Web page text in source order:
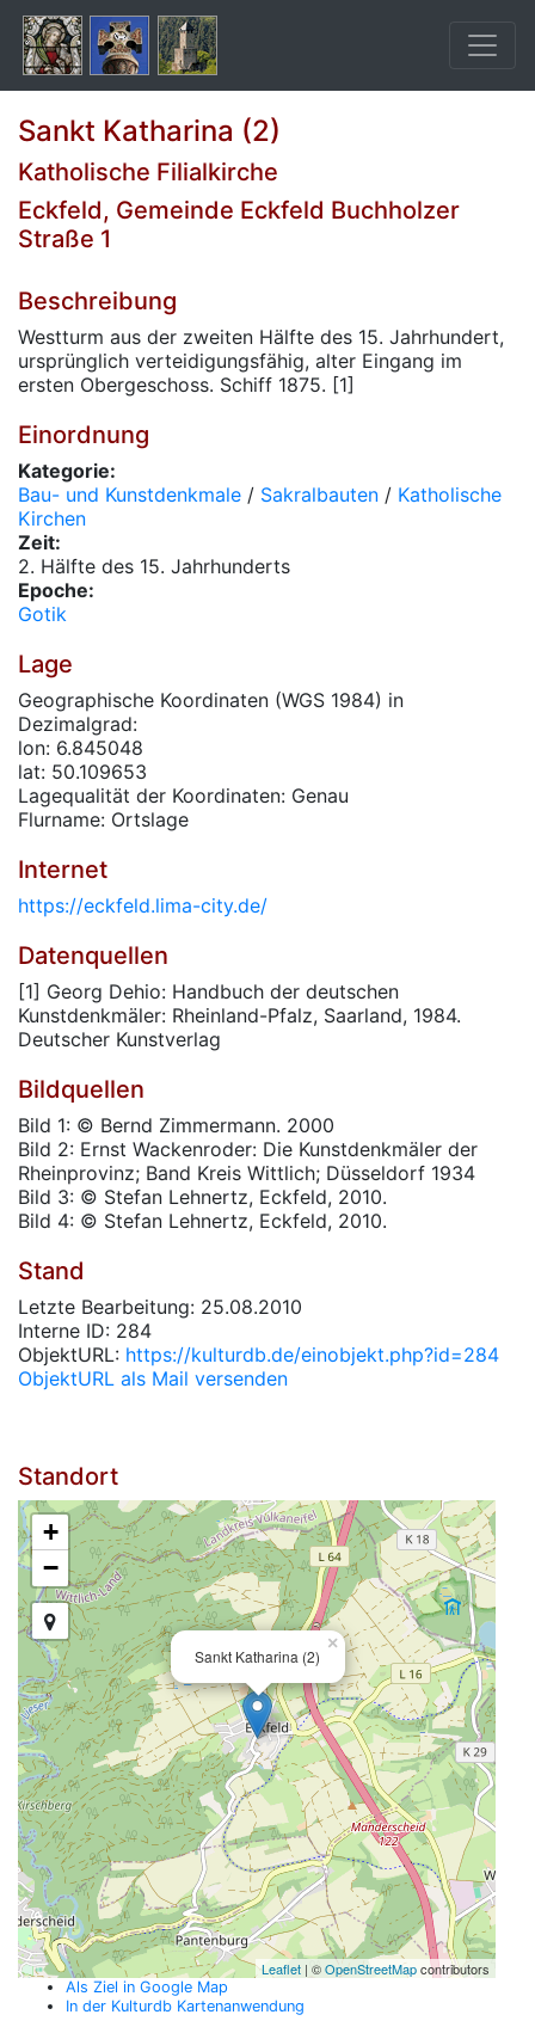
Sankt Katharina (2)
Katholische Filialkirche
Eckfeld, Gemeinde Eckfeld Buchholzer
Straße 1
Beschreibung
Westturm aus der zweiten Hälfte des 15. Jahrhundert,
ursprünglich verteidigungsfähig, alter Eingang im
ersten Obergeschoss. Schiff 1875. [1]
Einordnung
Kategorie:
Bau- und Kunstdenkmale / Sakralbauten / Katholische
Kirchen
Zeit:
2. Hälfte des 15. Jahrhunderts
Epoche:
Gotik
Lage
Geographische Koordinaten (WGS 1984) in
Dezimalgrad:
lon: 6.845048
lat: 50.109653
Lagequalität der Koordinaten: Genau
Flurname: Ortslage
Internet
https://eckfeld.lima-city.de/
Datenquellen
[1] Georg Dehio: Handbuch der deutschen
Kunstdenkmäler: Rheinland-Pfalz, Saarland, 1984.
Deutscher Kunstverlag
Bildquellen
Bild 1: © Bernd Zimmermann. 2000
Bild 2: Ernst Wackenroder: Die Kunstdenkmäler der
Rheinprovinz; Band Kreis Wittlich; Düsseldorf 1934
Bild 3: © Stefan Lehnertz, Eckfeld, 2010.
Bild 4: © Stefan Lehnertz, Eckfeld, 2010.
Stand
Letzte Bearbeitung: 25.08.2010
Interne ID: 284
ObjektURL: https://kulturdb.de/einobjekt.php?id=284
ObjektURL als Mail versenden
Standort
Sankt Katharina (2)
×
+
−
Leaflet | ©OpenStreetMapcontributors
Als Ziel in Google Map
In der Kulturdb Kartenanwendung